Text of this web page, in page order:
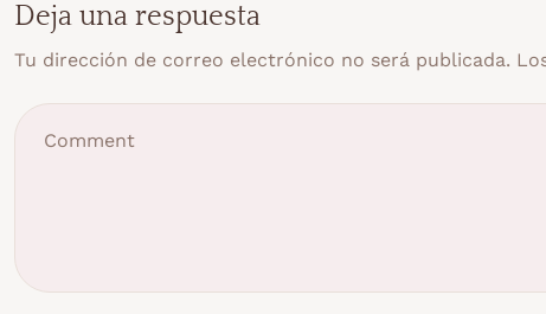
Deja una respuesta
Tu dirección de correo electrónico no será publicada.